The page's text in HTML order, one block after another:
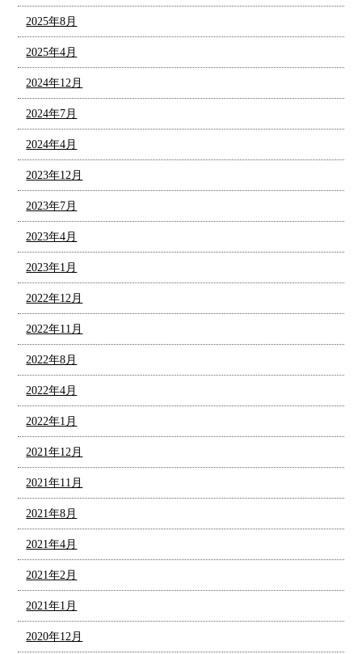
2025年8月
2025年4月
2024年12月
2024年7月
2024年4月
2023年12月
2023年7月
2023年4月
2023年1月
2022年12月
2022年11月
2022年8月
2022年4月
2022年1月
2021年12月
2021年11月
2021年8月
2021年4月
2021年2月
2021年1月
2020年12月